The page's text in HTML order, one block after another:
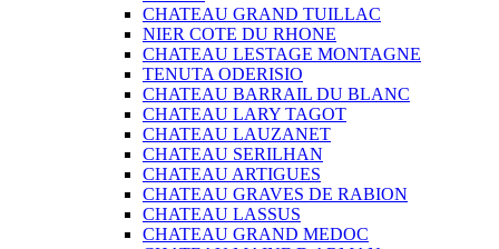
CHATEAU GRAND TUILLAC
NIER COTE DU RHONE
CHATEAU LESTAGE MONTAGNE
TENUTA ODERISIO
CHATEAU BARRAIL DU BLANC
CHATEAU LARY TAGOT
CHATEAU LAUZANET
CHATEAU SERILHAN
CHATEAU ARTIGUES
CHATEAU GRAVES DE RABION
CHATEAU LASSUS
CHATEAU GRAND MEDOC